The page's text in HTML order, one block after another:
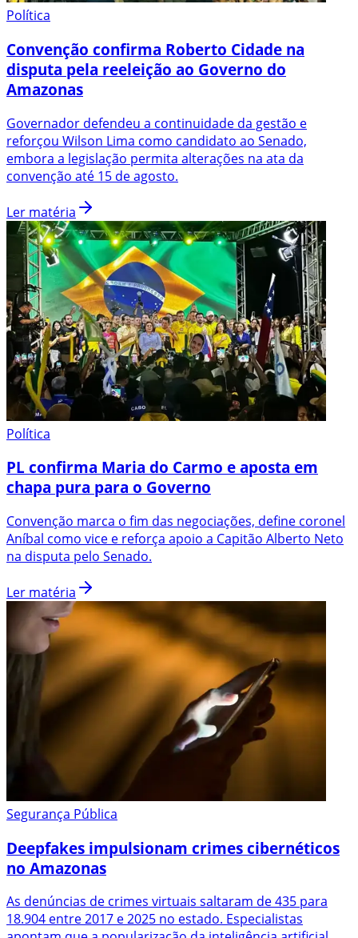
Política
Convenção confirma Roberto Cidade na
disputa pela reeleição ao Governo do
Amazonas
Governador defendeu a continuidade da gestão e
reforçou Wilson Lima como candidato ao Senado,
embora a legislação permita alterações na ata da
convenção até 15 de agosto.
Ler matéria
Política
PL confirma Maria do Carmo e aposta em
chapa pura para o Governo
Convenção marca o fim das negociações, define coronel
Aníbal como vice e reforça apoio a Capitão Alberto Neto
na disputa pelo Senado.
Ler matéria
Segurança Pública
Deepfakes impulsionam crimes cibernéticos
no Amazonas
As denúncias de crimes virtuais saltaram de 435 para
18.904 entre 2017 e 2025 no estado. Especialistas